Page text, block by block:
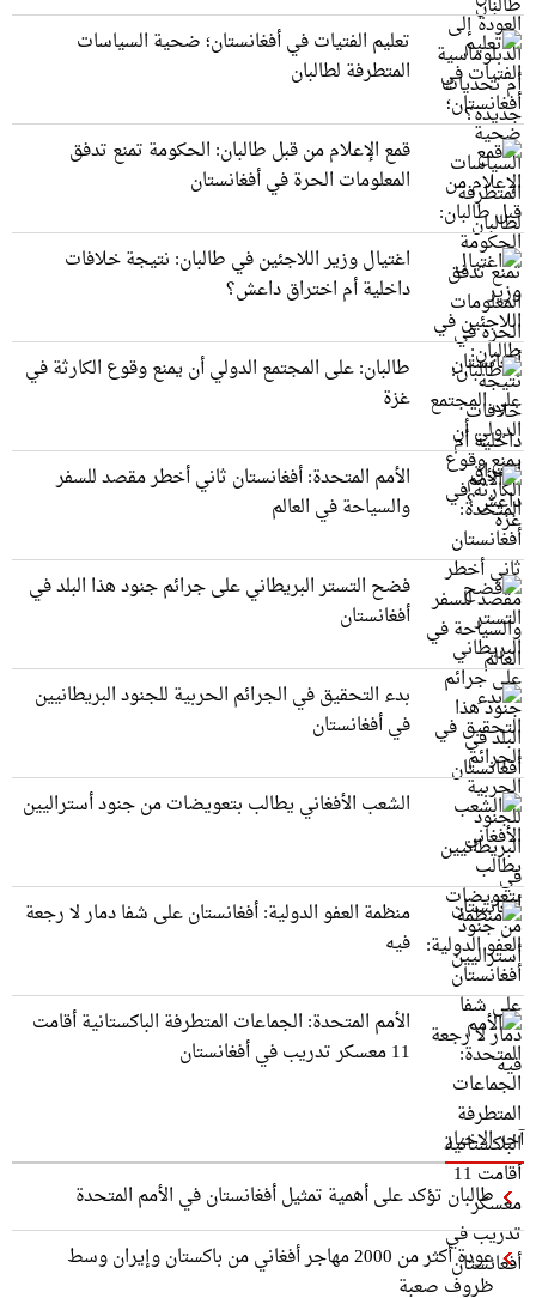
تعليم الفتيات في أفغانستان؛ ضحية السياسات
المتطرفة لطالبان
قمع الإعلام من قبل طالبان: الحكومة تمنع تدفق
المعلومات الحرة في أفغانستان
اغتيال وزير اللاجئين في طالبان: نتيجة خلافات
داخلية أم اختراق داعش؟
طالبان: على المجتمع الدولي أن يمنع وقوع الكارثة في
غزة
الأمم المتحدة: أفغانستان ثاني أخطر مقصد للسفر
والسياحة في العالم
فضح التستر البريطاني على جرائم جنود هذا البلد في
أفغانستان
بدء التحقيق في الجرائم الحربیة للجنود البريطانيین
في أفغانستان
الشعب الأفغاني يطالب بتعويضات من جنود أستراليين
منظمة العفو الدولية: أفغانستان على شفا دمار لا رجعة
فيه
الأمم المتحدة: الجماعات المتطرفة الباكستانية أقامت
11 معسكر تدريب في أفغانستان
آخر الاخبار
طالبان تؤكد على أهمية تمثيل أفغانستان في الأمم المتحدة
عودة أكثر من 2000 مهاجر أفغاني من باكستان وإيران وسط
ظروف صعبة